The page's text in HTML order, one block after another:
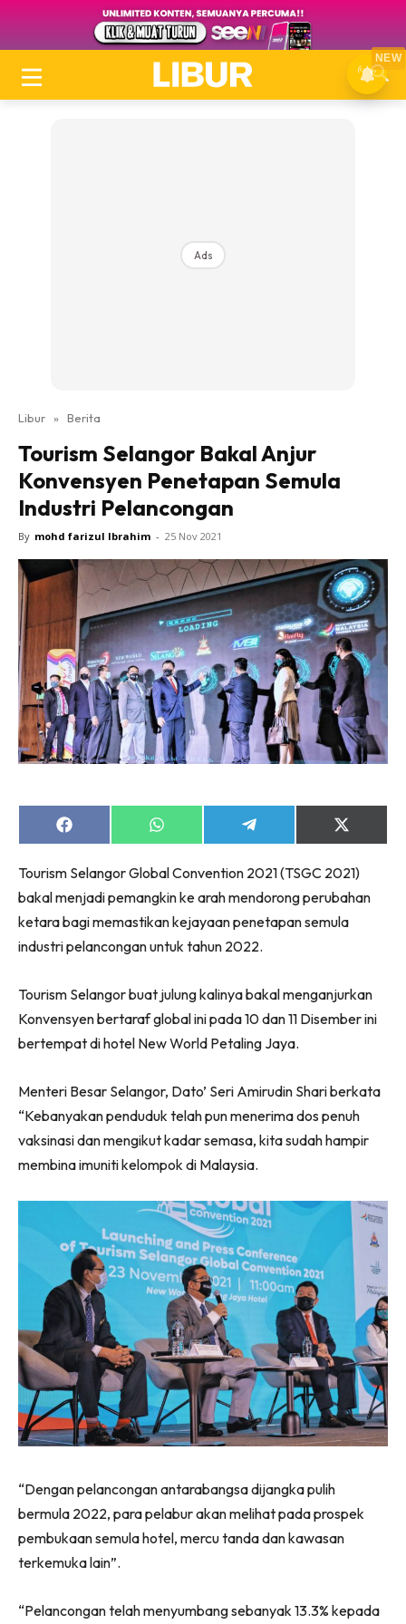
Ads
Libur » Berita
Tourism Selangor Bakal Anjur
Konvensyen Penetapan Semula
Industri Pelancongan
By mohd farizul Ibrahim - 25 Nov 2021
Share
on
Share
on
Share
on
Share
on
(Twitter)
Tourism Selangor Global Convention 2021 (TSGC 2021)
bakal menjadi pemangkin ke arah mendorong perubahan
ketara bagi memastikan kejayaan penetapan semula
industri pelancongan untuk tahun 2022.
Tourism Selangor buat julung kalinya bakal menganjurkan
Konvensyen bertaraf global ini pada 10 dan 11 Disember ini
bertempat di hotel New World Petaling Jaya.
Menteri Besar Selangor, Dato’ Seri Amirudin Shari berkata
“Kebanyakan penduduk telah pun menerima dos penuh
vaksinasi dan mengikut kadar semasa, kita sudah hampir
membina imuniti kelompok di Malaysia.
“Dengan pelancongan antarabangsa dijangka pulih
bermula 2022, para pelabur akan melihat pada prospek
pembukaan semula hotel, mercu tanda dan kawasan
terkemuka lain”.
“Pelancongan telah menyumbang sebanyak 13.3% kepada
NEW